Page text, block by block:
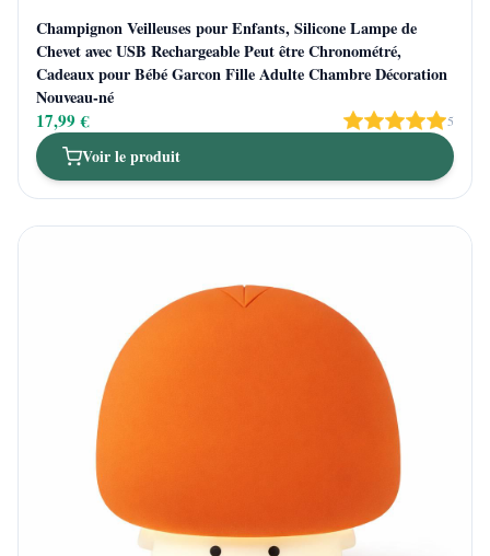
Champignon Veilleuses pour Enfants, Silicone Lampe de
Chevet avec USB Rechargeable Peut être Chronométré,
Cadeaux pour Bébé Garcon Fille Adulte Chambre Décoration
Nouveau-né
17,99 € 5
Voir le produit